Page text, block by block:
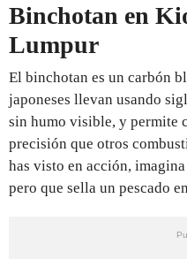
Binchotan en
Lumpur
El binchotan es un carbón
japoneses llevan usando
sin humo visible, y permite
precisión que otros
has visto en acción,
pero que sella un pescado